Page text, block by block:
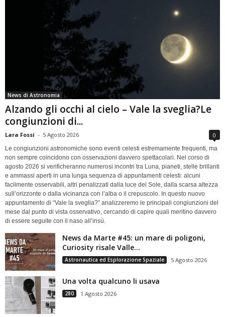
News di Astronomia
Alzando gli occhi al cielo – Vale la sveglia?Le
congiunzioni di...
Lara Fossi - 5 Agosto 2026 0
Le congiunzioni astronomiche sono eventi celesti estremamente frequenti, ma
non sempre coincidono con osservazioni davvero spettacolari. Nel corso di
agosto 2026 si verificheranno numerosi incontri tra Luna, pianeti, stelle brillanti
e ammassi aperti in una lunga sequenza di appuntamenti celesti: alcuni
facilmente osservabili, altri penalizzati dalla luce del Sole, dalla scarsa altezza
sull’orizzonte o dalla vicinanza con l’alba o il crepuscolo. In questo nuovo
appuntamento di “Vale la sveglia?” analizzeremo le principali congiunzioni del
mese dal punto di vista osservativo, cercando di capire quali meritino davvero
di essere seguite con il naso all’insù.
News da Marte #45: un mare di poligoni,
Curiosity risale Valle...
Astronautica ed Esplorazione Spaziale 5 Agosto 2026
Una volta qualcuno li usava
280 1 Agosto 2026